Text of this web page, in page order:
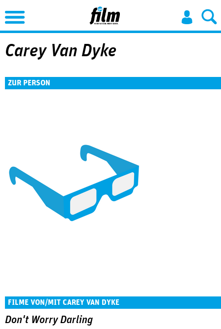
Jump to Navigation
Carey Van Dyke
ZUR PERSON
FILME VON/MIT CAREY VAN DYKE
Don't Worry Darling